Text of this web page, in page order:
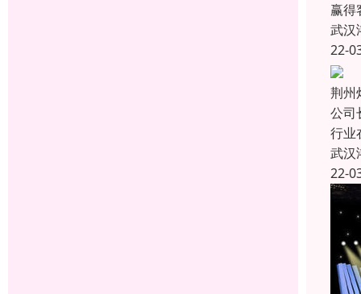
赢得
武汉
22-
荆州
公司
行业
武汉
22-